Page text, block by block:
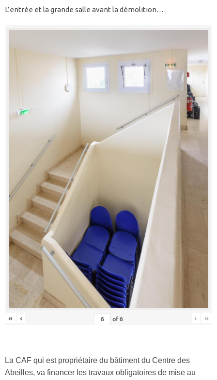
L’entrée et la grande salle avant la démolition…
« ‹ of6 › »
La CAF qui est propriétaire du bâtiment du Centre des
Abeilles, va financer les travaux obligatoires de mise au